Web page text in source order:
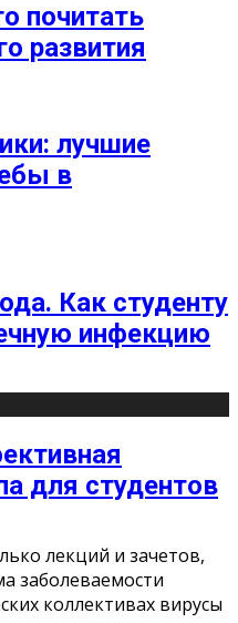
почитать
развития
лучшие
в
Как студенту
инфекцию
для студентов
лекций и зачетов,
заболеваемости
коллективах вирусы